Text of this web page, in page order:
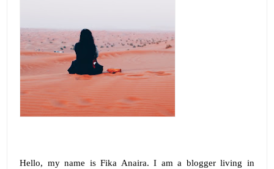
Hello, my name isFika Anaira. I am a blogger living in